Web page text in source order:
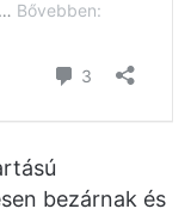
bezárnak és